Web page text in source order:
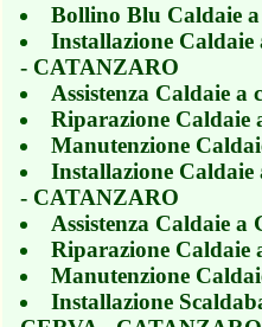
Bollino Blu Caldaie
Installazione Caldaie
- CATANZARO
Assistenza Caldaie a
Riparazione Caldaie
Manutenzione
Installazione Caldaie
- CATANZARO
Assistenza Caldaie a
Riparazione Caldaie
Manutenzione
Installazione